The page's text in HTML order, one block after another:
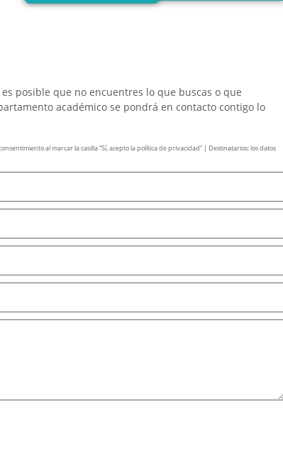
posible que no encuentres lo que buscas o que
académico se pondrá en contacto contigo lo
al marcar la casilla “Sí, acepto la política de privacidad” | Destinatarios: los datos